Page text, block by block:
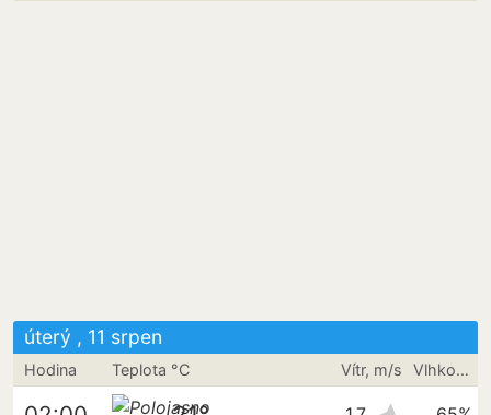
úterý , 11 srpen
Hodina Teplota °C Vítr, m/s Vlhkost vzduchu